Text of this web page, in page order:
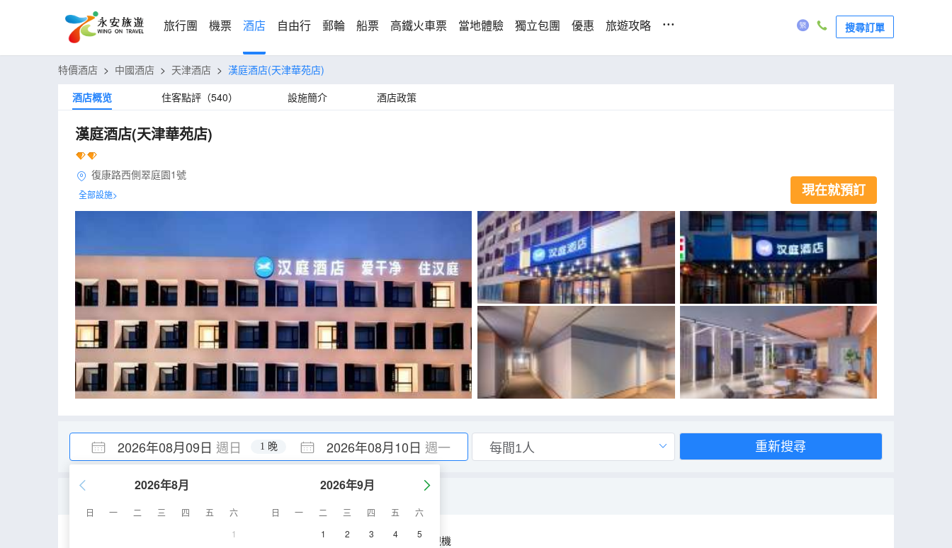
旅行團 機票 酒店 自由行 郵輪 船票 高鐵火車票 當地體驗 獨立包團 優惠 旅遊攻略 ... 搜尋訂單
特價酒店 > 中國酒店 > 天津酒店 > 漢庭酒店(天津華苑店)
酒店概览
住客點評（540） 設施簡介 酒店政策
漢庭酒店(天津華苑店)
復康路西側翠庭園1號
全部設施> 現在就預訂
2026年08月09日 週日 2026年08月10日 週一
1 晚
2026年8月
日 一 二 三 四 五
六
1
2026年9月
日 一 二 三 四 五
六
1
2 3 4 5
重新搜尋
25-30㎡ 空調 淋浴 電視機